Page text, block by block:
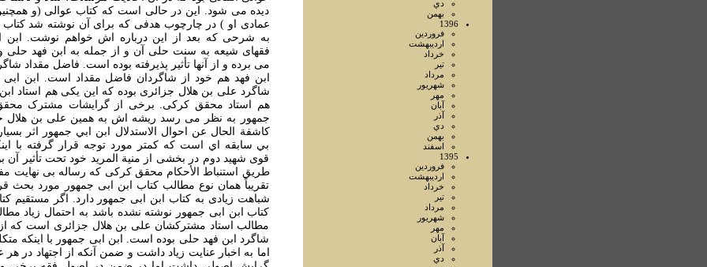
دي
بهمن
1396
فروردين
ارديبهشت
خرداد
تير
مرداد
شهريور
مهر
آبان
آذر
دي
بهمن
اسفند
1395
فروردين
ارديبهشت
خرداد
تير
مرداد
شهريور
مهر
آبان
آذر
دي
دیده می شود. این در حالی است که کتاب عوالی (و
عمادی او ) در چارچوب هدفی که برای آن نوشته شد کتاب
به شرحی که بعد از این درباره اش خواهم نوشت. ابن
فقهای شیعه به سنت حلی آن و از جمله به ابن فهد حلی
می برده و از آنها تأثیر پذیرفته بوده است. فاضل مقداد
ابن فهد هم خود از شاگردان فاضل مقداد است. ابن ابی
شاگرد علی بن هلال جزائری بوده که این یکی هم استاد
هم استاد محقق کرکی. برخی از گرایشات مشترک
جمهور به نظر می رسد ریشه اش به همین علی بن هلال
کاشفة الحال عن احوال الاستدلال ابن ابي جمهور اثر
بي سابقه اي است كه کمتر مورد توجه قرار گرفته با
قوی شهید دوم در بخشی از منیة المرید خود تحت تأثیر آن
طریق استنباط الأحکام محقق کرکی که رساله بی نهایت
تقریباً همان نوع مطالب کتاب ابن ابی جمهور مورد بحث
شباهت زیادی به کتاب ابن ابی جمهور دارد. اگر مستقیم
کتاب ابن ابی جمهور نوشته نشده باشد به احتمال زیاد
مطالب استاد مشترکشان علی بن هلال جزائری است که
شاگرد ابن فهد حلی بوده است. ابن ابی جمهور با اینکه
اما به اخبار عنایت زیاد داشت و ضمن آنکه از اجتهاد در